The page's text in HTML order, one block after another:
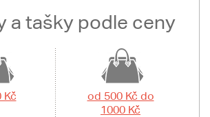
a tašky podle ceny
Kč
od 500 Kč do
1000 Kč